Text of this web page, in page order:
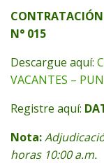
CONTRATACIÓN
N° 015
Descargue aquí:
VACANTES – PUN
Registre aquí:
Nota:
horas 10:00 a.m.